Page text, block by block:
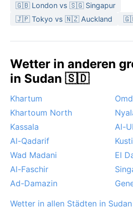
Sonneneinstrahlung – die Region
sonnigsten der Erde. Taifune
gefährlich sein.
🇬🇧 London vs 🇸🇬 Singapur
🇯🇵 Tokyo vs 🇳🇿 Auckland
Wetter in anderen
in Sudan 🇸🇩
Khartum
Khartoum North
Kassala
Al-
Al-Qadarif
Kusti
Wad Madani
El
Al-Faschir
Ad-Damazin
Wetter in allen Städten in Sudan